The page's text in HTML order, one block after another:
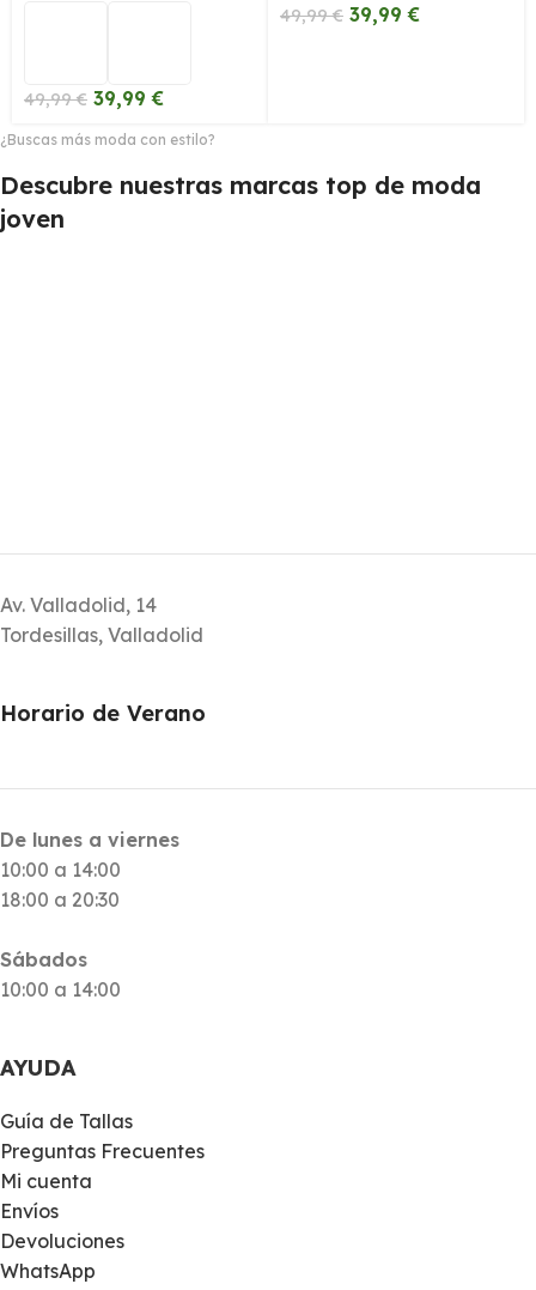
49,99€ 39,99€
49,99€ 39,99€
¿Buscas más moda con estilo?
Descubre nuestras marcas top de moda
joven
Av. Valladolid, 14
Tordesillas, Valladolid
Horario de Verano
De lunes a viernes
10:00 a 14:00
18:00 a 20:30
Sábados
10:00 a 14:00
AYUDA
Guía de Tallas
Preguntas Frecuentes
Mi cuenta
Envíos
Devoluciones
WhatsApp